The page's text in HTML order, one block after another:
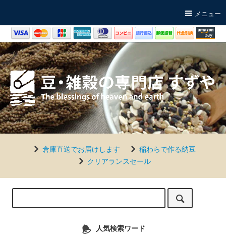
メニュー
倉庫直送でお届けします
稲わらで作る納豆
クリアランスセール
人気検索ワード